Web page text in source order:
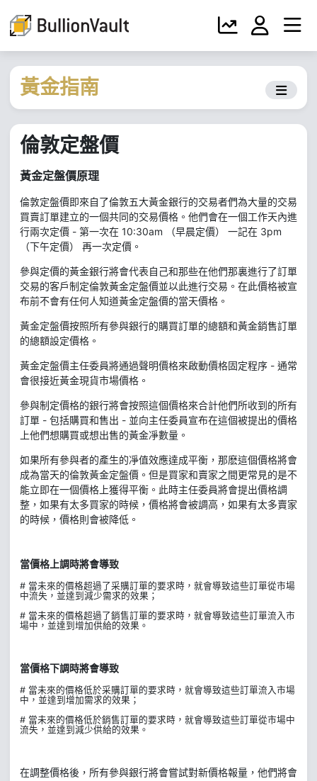
黃金指南
倫敦定盤價
黃金定盤價原理
倫敦定盤價即來自了倫敦五大黃金銀行的交易者們為大量的交易
買賣訂單建立的一個共同的交易價格。他們會在一個工作天內進
行兩次定價 - 第一次在 10:30am （早晨定價） 一記在 3pm
（下午定價） 再一次定價。
參與定價的黃金銀行將會代表自己和那些在他們那裏進行了訂單
交易的客戶制定倫敦黃金定盤價並以此進行交易。在此價格被宣
布前不會有任何人知道黃金定盤價的當天價格。
黃金定盤價按照所有參與銀行的購買訂單的總額和黃金銷售訂單
的總額設定價格。
黃金定盤價主任委員將通過聲明價格來啟動價格固定程序 - 通常
會很接近黃金現貨市場價格。
參與制定價格的銀行將會按照這個價格來合計他們所收到的所有
訂單 - 包括購買和售出 - 並向主任委員宣布在這個被提出的價格
上他們想購買或想出售的黃金凈數量。
如果所有參與者的產生的凈值效應達成平衡，那麽這個價格將會
成為當天的倫敦黃金定盤價。但是買家和賣家之間更常見的是不
能立即在一個價格上獲得平衡。此時主任委員將會提出價格調
整，如果有太多買家的時候，價格將會被調高，如果有太多賣家
的時候，價格則會被降低。
當價格上調時將會導致
# 當未來的價格超過了采購訂單的要求時，就會導致這些訂單從市場
中流失，並達到減少需求的效果；
# 當未來的價格超過了銷售訂單的要求時，就會導致這些訂單流入市
場中，並達到增加供給的效果。
當價格下調時將會導致
# 當未來的價格低於采購訂單的要求時，就會導致這些訂單流入市場
中，並達到增加需求的效果；
# 當未來的價格低於銷售訂單的要求時，就會導致這些訂單從市場中
流失，並達到減少供給的效果。
在調整價格後，所有參與銀行將會嘗試對新價格報量，他們將會